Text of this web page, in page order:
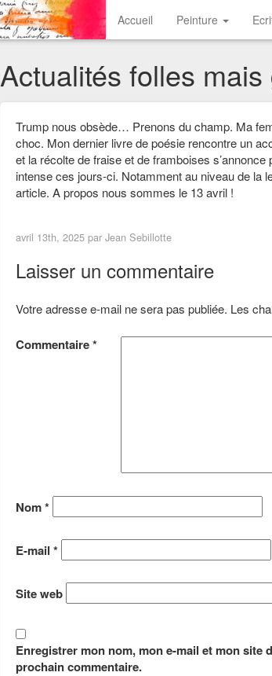
Accueil Peinture
Actualités folles
Trump nous obsède… Prenons du champ. Ma
choc. Mon dernier livre de poésie rencontre un
et la récolte de fraise et de framboises
intense ces jours-ci. Notamment au niveau de la
article. A propos nous sommes le 13 avril !
avril 13th, 2025 par Jean Sebillotte
Laisser un commentaire
Votre adresse e-mail ne sera pas publiée. Les
Commentaire*
Nom*
E-mail *
Site web
Enregistrer mon nom, mon e-mail et mon site
prochain commentaire.